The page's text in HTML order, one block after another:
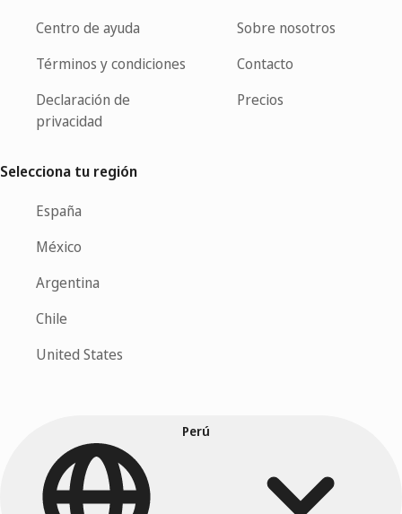
Centro de ayuda
Términos y condiciones
Declaración de
privacidad
Sobre nosotros
Contacto
Precios
Selecciona tu región
España
México
Argentina
Chile
United States
Perú